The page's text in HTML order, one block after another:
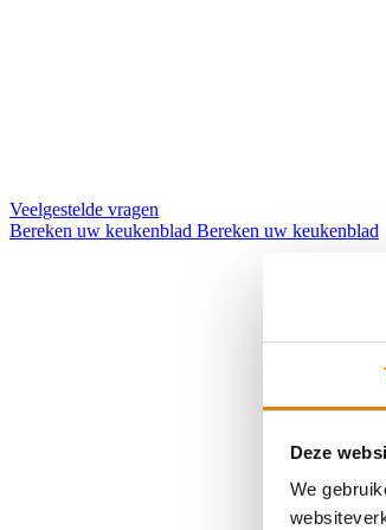
Deze
We
Veelgestelde vragen
Bereken uw keukenblad Bereken uw keukenblad